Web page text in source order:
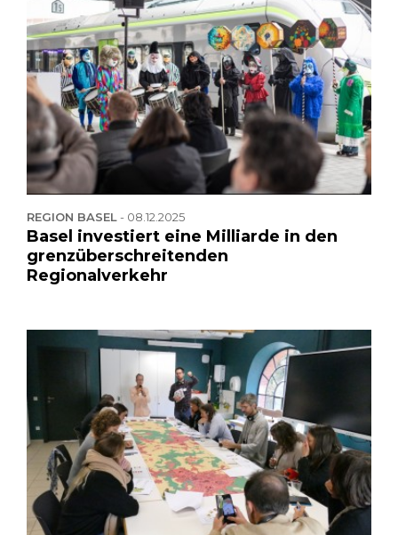
REGION BASEL- 08.12.2025
Basel investiert eine Milliarde in den
grenzüberschreitenden
Regionalverkehr